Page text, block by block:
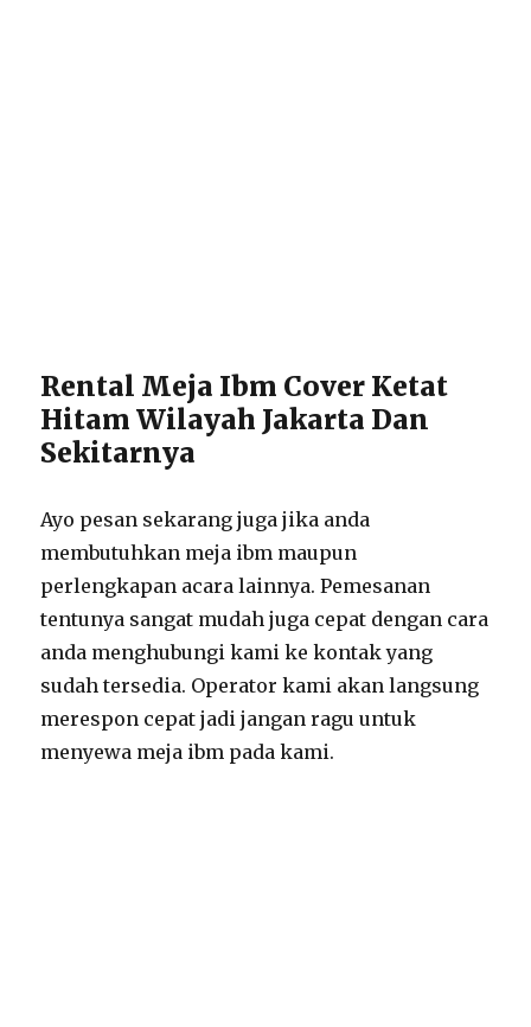
Rental Meja Ibm Cover Ketat
Hitam Wilayah Jakarta Dan
Sekitarnya
Ayo pesan sekarang juga jika anda
membutuhkan meja ibm maupun
perlengkapan acara lainnya. Pemesanan
tentunya sangat mudah juga cepat dengan cara
anda menghubungi kami ke kontak yang
sudah tersedia. Operator kami akan langsung
merespon cepat jadi jangan ragu untuk
menyewa meja ibm pada kami.